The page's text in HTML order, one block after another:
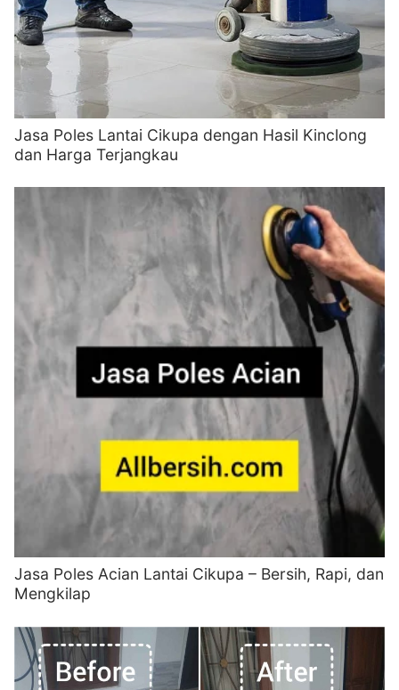
Jasa Poles Lantai Cikupa dengan Hasil Kinclong
dan Harga Terjangkau
Jasa Poles Acian Lantai Cikupa – Bersih, Rapi, dan
Mengkilap